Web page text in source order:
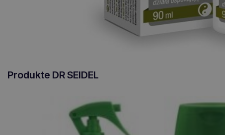
Produkte DR SEIDEL